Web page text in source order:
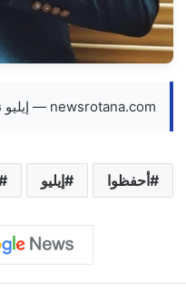
newsrotana.com — إيليو ناضر أحفظوا هذا الاسم جيداً
أحفظوا إيليو